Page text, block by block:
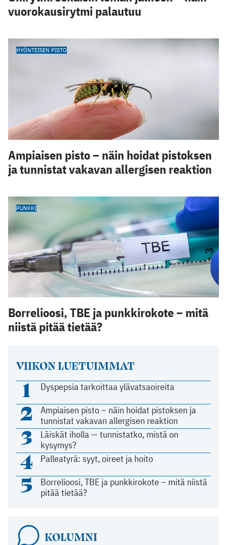
VIIKON LUETUIMMAT
1 Dyspepsia tarkoittaa ylävatsaoireita
2
Ampiaisen pisto – näin hoidat pistoksen ja
tunnistat vakavan allergisen reaktion
3
Läiskät iholla — tunnistatko, mistä on
kysymys?
4 Palleatyrä: syyt, oireet ja hoito
5
Borrelioosi, TBE ja punkkirokote – mitä niistä
pitää tietää?
KOLUMNI
vuorokausirytmi palautuu
HYÖNTEISEN PISTO
Ampiaisen pisto – näin hoidat pistoksen
ja tunnistat vakavan allergisen reaktion
PUNKKI
Borrelioosi, TBE ja punkkirokote – mitä
niistä pitää tietää?